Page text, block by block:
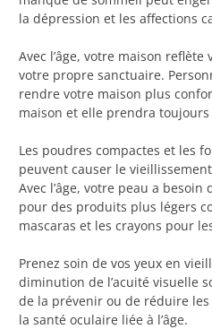
la dépression et les affections
Avec l’âge, votre maison
votre propre sanctuaire.
rendre votre maison plus
maison et elle prendra toujours
Les poudres compactes et les
peuvent causer le
Avec l’âge, votre peau a
pour des produits plus légers
mascaras et les crayons pour
Prenez soin de vos yeux en
diminution de l’acuité visuelle
de la prévenir ou de réduire
la santé oculaire liée à l’âge.